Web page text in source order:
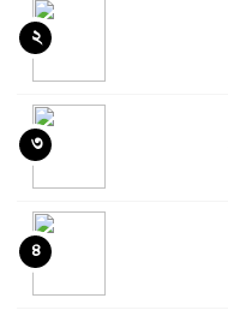
২
৩
৪